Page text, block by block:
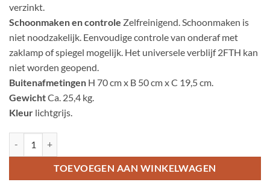
verzinkt.
Schoonmaken en controle Zelfreinigend. Schoonmaken is
niet noodzakelijk. Eenvoudige controle van onderaf met
zaklamp of spiegel mogelijk. Het universele verblijf 2FTH kan
niet worden geopend.
Buitenafmetingen H 70 cm x B 50 cm x C 19,5 cm.
GewichtCa. 25,4 kg.
Kleur lichtgrijs.
TOEVOEGEN AAN WINKELWAGEN